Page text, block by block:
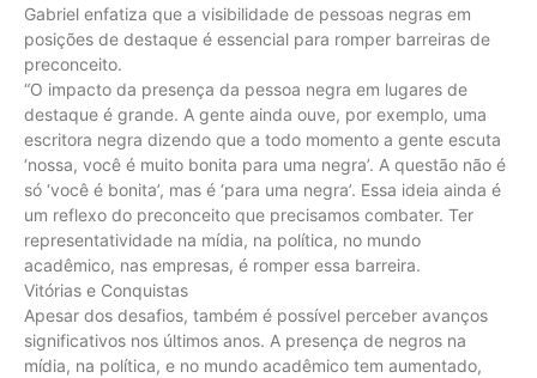
Gabriel enfatiza que a visibilidade de pessoas negras em
posições de destaque é essencial para romper barreiras de
preconceito.
“O impacto da presença da pessoa negra em lugares de
destaque é grande. A gente ainda ouve, por exemplo, uma
escritora negra dizendo que a todo momento a gente escuta
‘nossa, você é muito bonita para uma negra’. A questão não é
só ‘você é bonita’, mas é ‘para uma negra’. Essa ideia ainda é
um reflexo do preconceito que precisamos combater. Ter
representatividade na mídia, na política, no mundo
acadêmico, nas empresas, é romper essa barreira.
Vitórias e Conquistas
Apesar dos desafios, também é possível perceber avanços
significativos nos últimos anos. A presença de negros na
mídia, na política, e no mundo acadêmico tem aumentado,